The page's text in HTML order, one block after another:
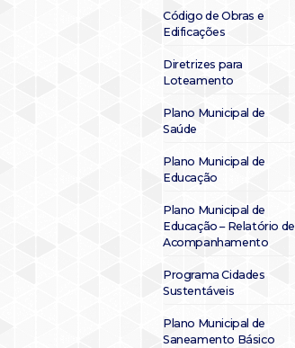
Código de Obras e
Edificações
Diretrizes para
Loteamento
Plano Municipal de
Saúde
Plano Municipal de
Educação
Plano Municipal de
Educação – Relatório de
Acompanhamento
Programa Cidades
Sustentáveis
Plano Municipal de
Saneamento Básico